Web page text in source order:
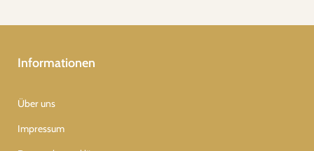
Informationen
Über uns
Impressum